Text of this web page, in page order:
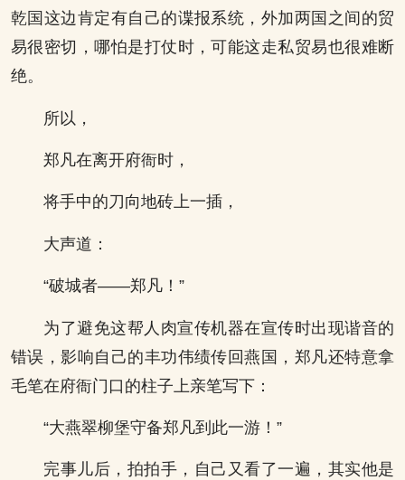
乾国这边肯定有自己的谍报系统，外加两国之间的贸
易很密切，哪怕是打仗时，可能这走私贸易也很难断
绝。
所以，
郑凡在离开府衙时，
将手中的刀向地砖上一插，
大声道：
“破城者——郑凡！”
为了避免这帮人肉宣传机器在宣传时出现谐音的
错误，影响自己的丰功伟绩传回燕国，郑凡还特意拿
毛笔在府衙门口的柱子上亲笔写下：
“大燕翠柳堡守备郑凡到此一游！”
完事儿后，拍拍手，自己又看了一遍，其实他是